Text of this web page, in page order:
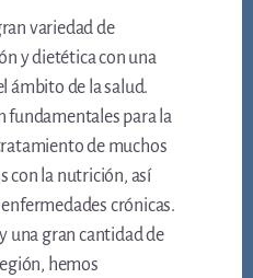
variedad de
y dietética con una
ámbito de la salud.
fundamentales para la
de muchos
con la nutrición, así
crónicas.
una gran cantidad de
hemos